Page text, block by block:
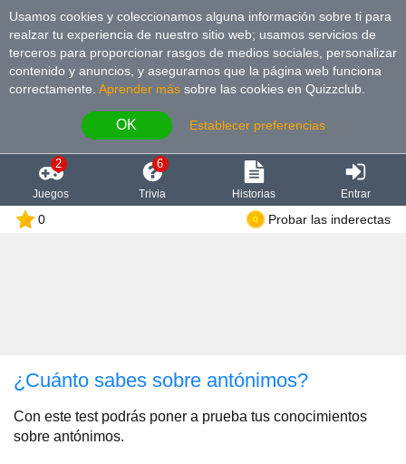
Usamos cookies y coleccionamos alguna información sobre ti para
realzar tu experiencia de nuestro sitio web; usamos servicios de
terceros para proporcionar rasgos de medios sociales, personalizar
contenido y anuncios, y asegurarnos que la página web funciona
correctamente. Aprender más sobre las cookies en Quizzclub.
OK Establecer preferencias
2
Juegos
6
Trivia Historias Entrar
0 Probar las inderectas
¿Cuánto sabes sobre antónimos?
Con este test podrás poner a prueba tus conocimientos
sobre antónimos.